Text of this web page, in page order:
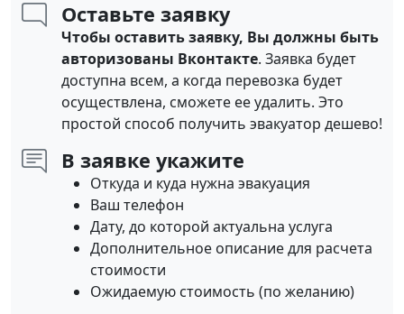
Оставьте заявку
Чтобы оставить заявку, Вы должны быть
авторизованы Вконтакте. Заявка будет
доступна всем, а когда перевозка будет
осуществлена, сможете ее удалить. Это
простой способ получить эвакуатор дешево!
В заявке укажите
Откуда и куда нужна эвакуация
Ваш телефон
Дату, до которой актуальна услуга
Дополнительное описание для расчета
стоимости
Ожидаемую стоимость (по желанию)